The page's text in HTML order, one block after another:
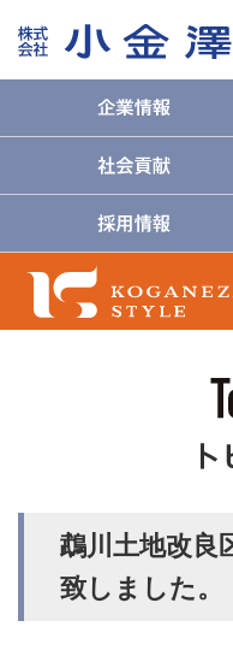
鵡川土地改
致しました。